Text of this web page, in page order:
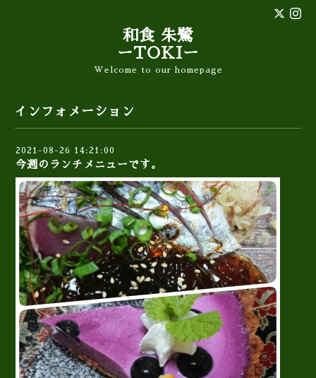
和食 朱鷺
ーTOKIー
Welcome to our homepage
インフォメーション
2021-08-26 14:21:00
今週のランチメニューです。